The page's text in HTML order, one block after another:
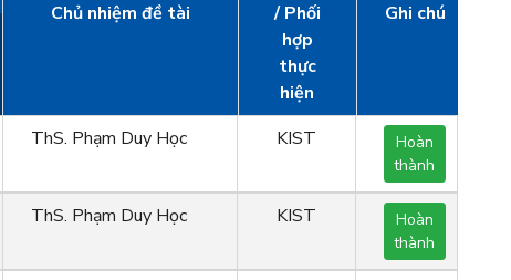
Chủ nhiệm đề tài
/ Phối
hợp
thực
hiện
Ghi chú
ThS. Phạm Duy Học KIST
Hoàn
thành
ThS. Phạm Duy Học KIST
Hoàn
thành